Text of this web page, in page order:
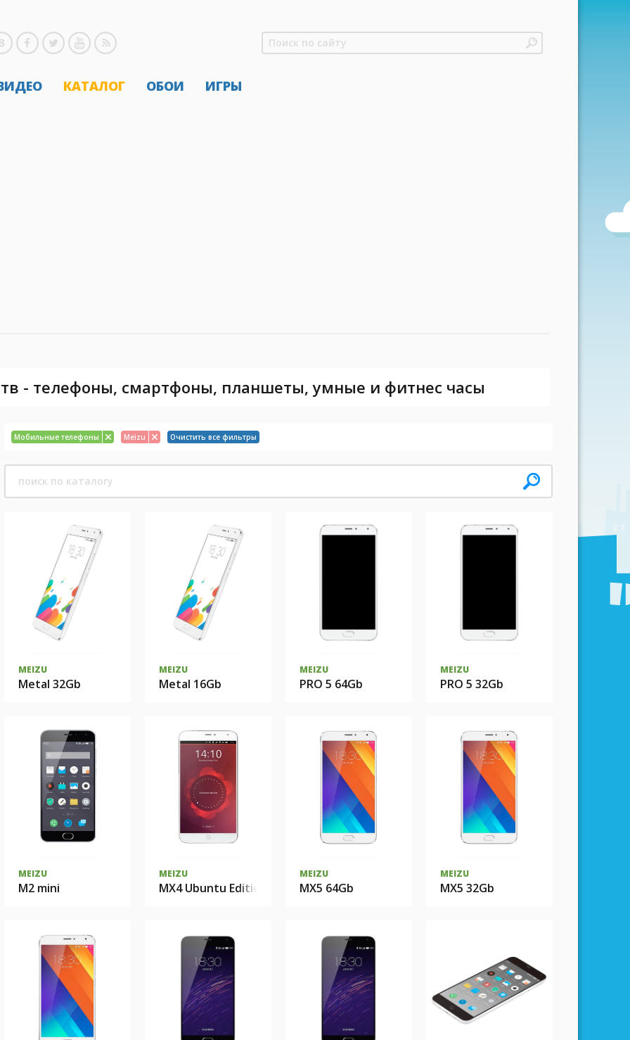
КАТАЛОГ ОБОИ ИГРЫ
- телефоны, смартфоны, планшеты, умные и фитнес часы
Мобильные телефоны Meizu Очистить все фильтры
MEIZU
Metal 32Gb
MEIZU
Metal 16Gb
MEIZU
PRO 5 64Gb
MEIZU
PRO 5 32Gb
MEIZU
M2 mini
MEIZU
MX4 Ubuntu Edition
MEIZU
MX5 64Gb
MEIZU
MX5 32Gb